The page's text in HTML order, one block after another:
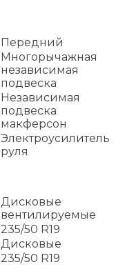
Передний
Многорычажная
независимая
подвеска
Независимая
подвеска
макферсон
Электроусилитель
руля
Дисковые
вентилируемые
235/50 R19
Дисковые
235/50 R19